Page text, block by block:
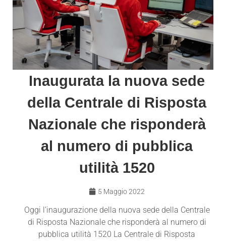
Inaugurata la nuova sede
della Centrale di Risposta
Nazionale che risponderà
al numero di pubblica
utilità 1520
5 Maggio 2022
Oggi l’inaugurazione della nuova sede della Centrale
di Risposta Nazionale che risponderà al numero di
pubblica utilità 1520 La Centrale di Risposta